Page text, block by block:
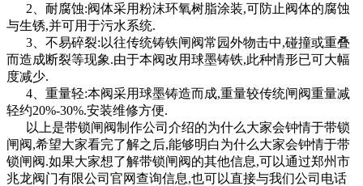
2、耐腐蚀:阀体采用粉沫环氧树脂涂装,可防止阀体的腐蚀
与生锈,并可用于污水系统.
3、不易碎裂:以往传统铸铁闸阀常园外物击中,碰撞或重叠
而造成断裂等现象.由于本阀改用球墨铸铁,此种情形已可大幅
度减少.
4、重量轻:本阀采用球墨铸造而成,重量较传统闸阀重量减
轻约20%-30%.安装维修方便.
以上是带锁闸阀制作公司介绍的为什么大家会钟情于带锁
闸阀,希望大家看完了解之后,能够明白为什么大家会钟情于带
锁闸阀.如果大家想了解带锁闸阀的其他信息,可以通过郑州市
兆龙阀门有限公司官网查询信息,也可以直接与我们公司电话